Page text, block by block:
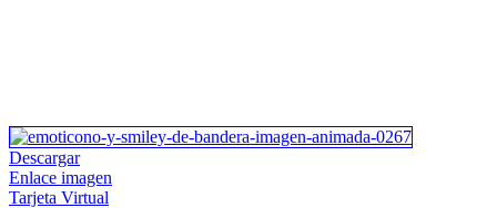
Descargar
Enlace imagen
Tarjeta Virtual